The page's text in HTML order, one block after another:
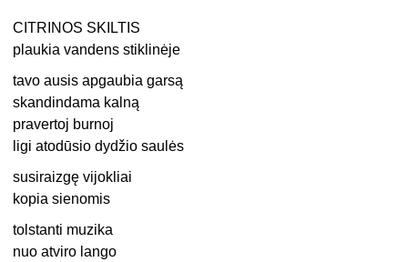
CITRINOS SKILTIS
plaukia vandens stiklinėje
tavo ausis apgaubia garsą
skandindama kalną
pravertoj burnoj
ligi atodūsio dydžio saulės
susiraizgę vijokliai
kopia sienomis
tolstanti muzika
nuo atviro lango